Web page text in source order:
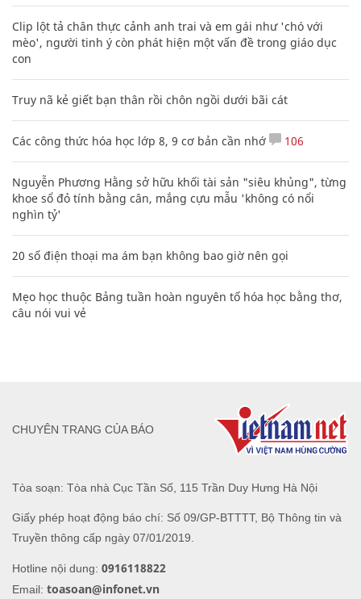
Clip lột tả chân thực cảnh anh trai và em gái như 'chó với
mèo', người tinh ý còn phát hiện một vấn đề trong giáo dục
con
Truy nã kẻ giết bạn thân rồi chôn ngồi dưới bãi cát
Các công thức hóa học lớp 8, 9 cơ bản cần nhớ 106
Nguyễn Phương Hằng sở hữu khối tài sản "siêu khủng", từng
khoe sổ đỏ tính bằng cân, mắng cựu mẫu 'không có nổi
nghìn tỷ'
20 số điện thoại ma ám bạn không bao giờ nên gọi
Mẹo học thuộc Bảng tuần hoàn nguyên tố hóa học bằng thơ,
câu nói vui vẻ
Tòa soạn: Tòa nhà Cục Tần Số, 115 Trần Duy Hưng Hà Nội
Giấy phép hoạt động báo chí: Số 09/GP-BTTTT, Bộ Thông tin và
Truyền thông cấp ngày 07/01/2019.
Hotline nội dung: 0916118822
Email: toasoan@infonet.vn
CHUYÊN TRANG CỦA BÁO